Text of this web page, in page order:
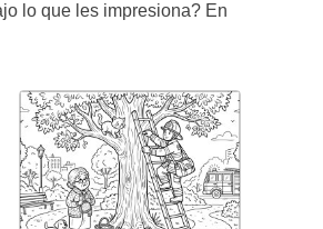
lo que les impresiona? En